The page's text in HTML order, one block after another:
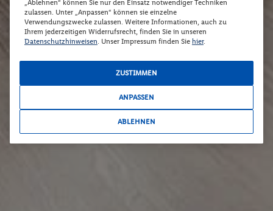
„Ablehnen“ können Sie nur den Einsatz notwendiger Techniken
zulassen. Unter „Anpassen“ können sie einzelne
Verwendungszwecke zulassen. Weitere Informationen, auch zu
Ihrem jederzeitigen Widerrufsrecht, finden Sie in unseren
Datenschutzhinweisen. Unser Impressum finden Sie hier.
ZUSTIMMEN
ANPASSEN
ABLEHNEN